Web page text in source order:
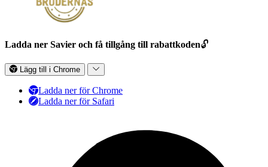
Ladda ner Savier och få tillgång till rabattkoden🔓
Lägg till i Chrome
Ladda ner för Chrome
Ladda ner för Safari